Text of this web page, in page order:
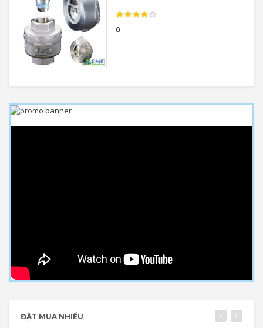
0
------------------------------------------
ĐẶT MUA NHIỀU